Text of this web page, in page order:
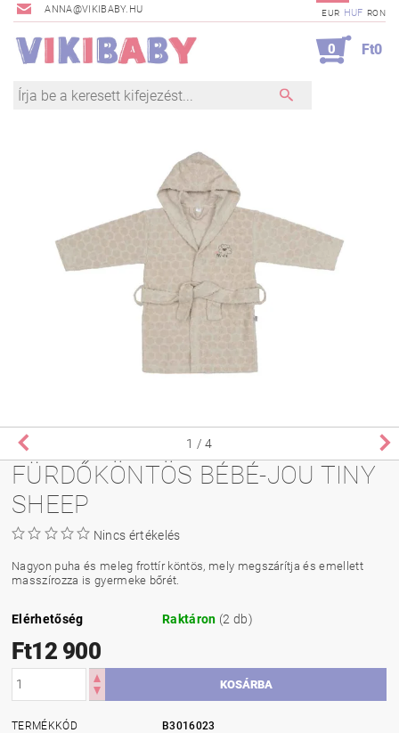
ANNA@VIKIBABY.HU EUR HUF RON
0 Ft0
1 / 4
FÜRDŐKÖNTÖS BÉBÉ-JOU TINY
SHEEP
Nincs értékelés
Nagyon puha és meleg frottír köntös, mely megszárítja és emellett
masszírozza is gyermeke bőrét.
Elérhetőség Raktáron (2 db)
Ft12 900
TERMÉKKÓD
B3016023